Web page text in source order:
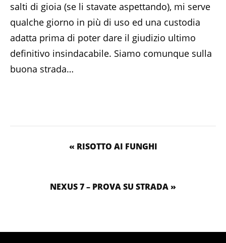
salti di gioia (se li stavate aspettando), mi serve
qualche giorno in più di uso ed una custodia
adatta prima di poter dare il giudizio ultimo
definitivo insindacabile. Siamo comunque sulla
buona strada…
« RISOTTO AI FUNGHI
NEXUS 7 – PROVA SU STRADA »